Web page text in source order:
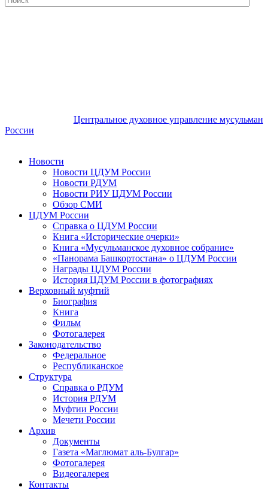
Центральное духовное управление мусульман
России
Новости
Новости ЦДУМ России
Новости РДУМ
Новости РИУ ЦДУМ России
Обзор СМИ
ЦДУМ России
Справка о ЦДУМ России
Книга «Исторические очерки»
Книга «Мусульманское духовное собрание»
«Панорама Башкортостана» о ЦДУМ России
Награды ЦДУМ России
История ЦДУМ России в фотографиях
Верховный муфтий
Биография
Книга
Фильм
Фотогалерея
Законодательство
Федеральное
Республиканское
Структура
Справка о РДУМ
История РДУМ
Муфтии России
Мечети России
Архив
Документы
Газета «Маглюмат аль-Булгар»
Фотогалерея
Видеогалерея
Контакты